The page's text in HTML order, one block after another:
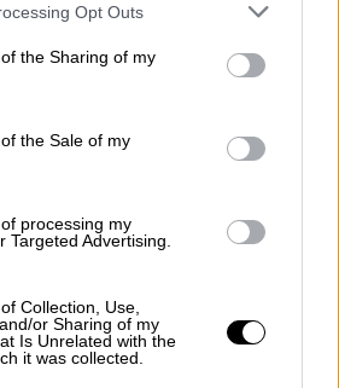
Opt Outs
the Sharing of my
the Sale of my
processing my
Targeted Advertising.
Collection, Use,
or Sharing of my
Is Unrelated with the
it was collected.
acumulada contagios
Covid 19